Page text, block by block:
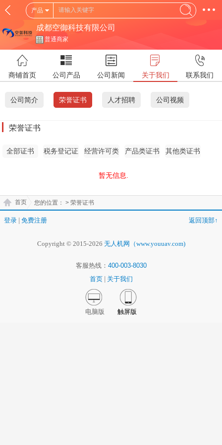
产品
成都空御科技有限公司
普通商家
商铺首页 公司产品 公司新闻 关于我们 联系我们
公司简介 荣誉证书 人才招聘 公司视频
荣誉证书
全部证书 税务登记证
经营许可类
产品类证书 其他类证书
暂无信息.
您的位置：
首页 > 荣誉证书
登录 免费注册 返回顶部↑
Copyright © 2015-2026 无人机网（www.youuav.com)
客服热线： 400-003-8030
首页
关于我们
电脑版 触屏版